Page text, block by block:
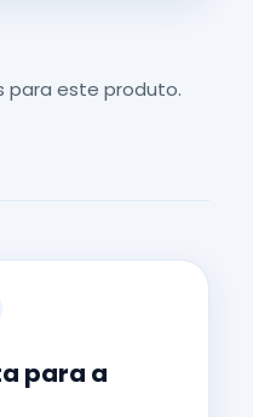
para este produto.
para a